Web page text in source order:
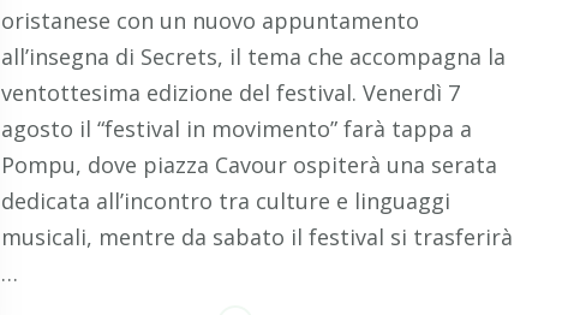
oristanese con un nuovo appuntamento
all’insegna di Secrets, il tema che accompagna la
ventottesima edizione del festival. Venerdì 7
agosto il “festival in movimento” farà tappa a
Pompu, dove piazza Cavour ospiterà una serata
dedicata all’incontro tra culture e linguaggi
musicali, mentre da sabato il festival si trasferirà
…